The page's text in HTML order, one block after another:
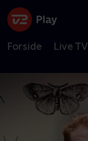
Forside Live TV